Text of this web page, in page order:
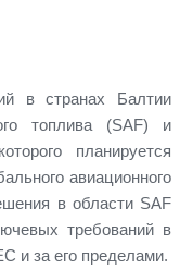
в странах Балтии
топлива (SAF) и
планируется
авиационного
в области SAF
требований в
и за его пределами.